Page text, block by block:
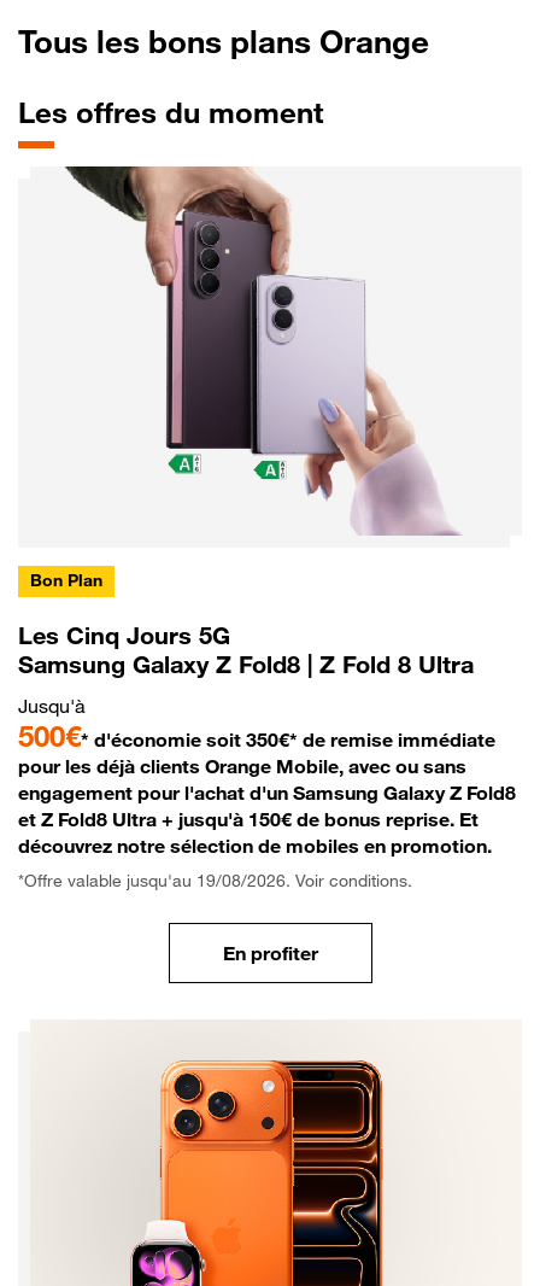
Tous les bons plans Orange
Les offres du moment
Bon Plan
Les Cinq Jours 5G
Samsung Galaxy Z Fold8 | Z Fold 8 Ultra
Jusqu'à
500€* d'économie soit 350€* de remise immédiate
pour les déjà clients Orange Mobile, avec ou sans
engagement pour l'achat d'un Samsung Galaxy Z Fold8
et Z Fold8 Ultra + jusqu'à 150€ de bonus reprise. Et
découvrez notre sélection de mobiles en promotion.
*Offre valable jusqu'au 19/08/2026. Voir conditions.
En profiter